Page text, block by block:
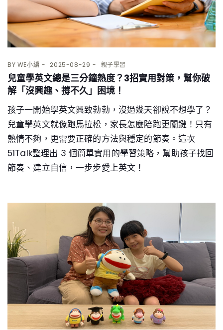
BY WE小編 2025-08-29 親子學習
兒童學英文總是三分鐘熱度？3招實用對策，幫你破
解「沒興趣、撐不久」困境！
孩子一開始學英文興致勃勃，沒過幾天卻說不想學了？
兒童學英文就像跑馬拉松，家長怎麼陪跑更關鍵！只有
熱情不夠，更需要正確的方法與穩定的節奏。這次
51Talk整理出 3 個簡單實用的學習策略，幫助孩子找回
節奏、建立自信，一步步愛上英文！